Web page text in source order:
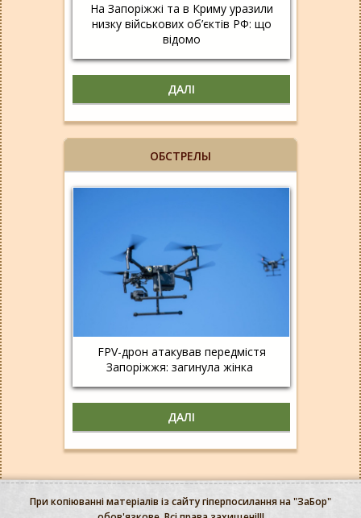
На Запоріжжі та в Криму уразили
низку військових об’єктів РФ: що
відомо
ДАЛІ
ОБСТРЕЛЫ
FPV-дрон атакував передмістя
Запоріжжя: загинула жінка
ДАЛІ
При копіюванні матеріалів із сайту гіперпосилання на "ЗаБор"